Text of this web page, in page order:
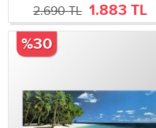
2.690 TL 1.883 TL
%30